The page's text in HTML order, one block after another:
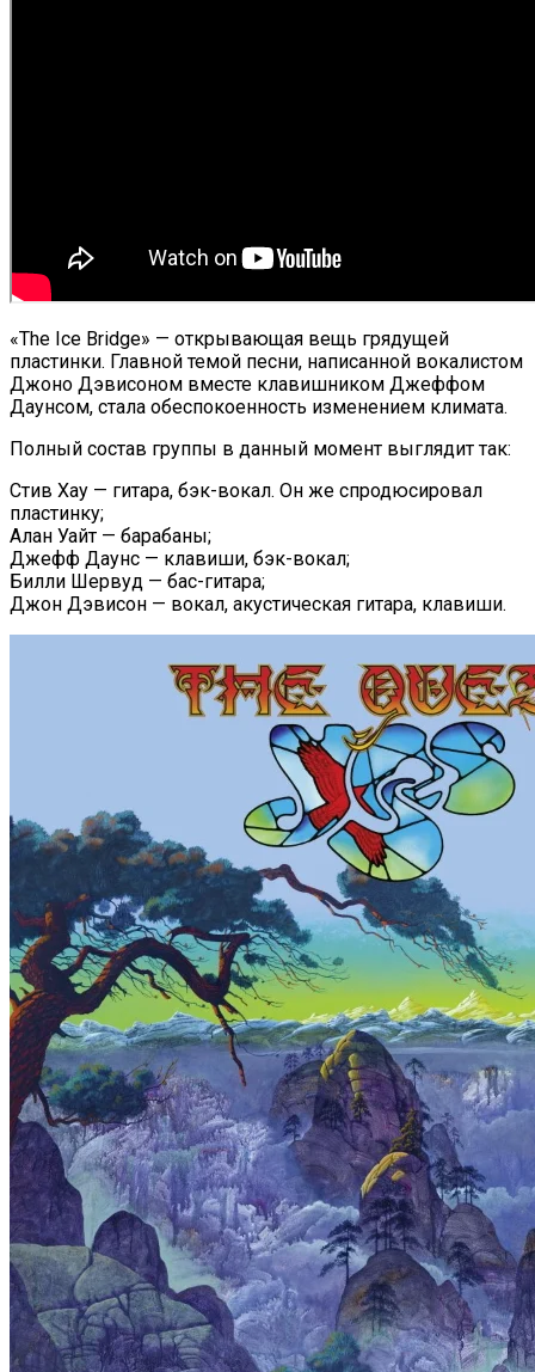
«The Ice Bridge» — открывающая вещь грядущей
пластинки. Главной темой песни, написанной вокалистом
Джоно Дэвисоном вместе клавишником Джеффом
Даунсом, стала обеспокоенность изменением климата.
Полный состав группы в данный момент выглядит так:
Стив Хау — гитара, бэк-вокал. Он же спродюсировал
пластинку;
Алан Уайт — барабаны;
Джефф Даунс — клавиши, бэк-вокал;
Билли Шервуд — бас-гитара;
Джон Дэвисон — вокал, акустическая гитара, клавиши.